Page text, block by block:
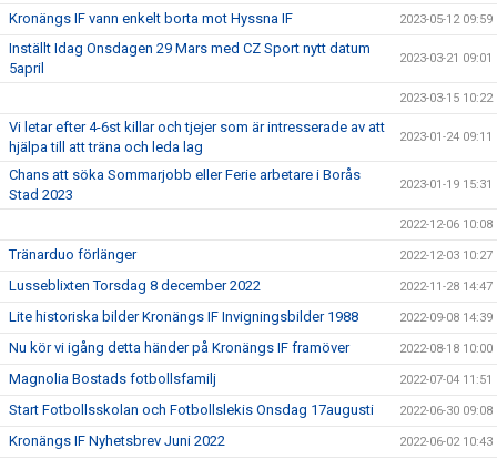
Kronängs IF vann enkelt borta mot Hyssna IF 2023-05-12 09:59
Inställt Idag Onsdagen 29 Mars med CZ Sport nytt datum
5april
2023-03-21 09:01
2023-03-15 10:22
Vi letar efter 4-6st killar och tjejer som är intresserade av att
hjälpa till att träna och leda lag
2023-01-24 09:11
Chans att söka Sommarjobb eller Ferie arbetare i Borås
Stad 2023
2023-01-19 15:31
2022-12-06 10:08
Tränarduo förlänger 2022-12-03 10:27
Lusseblixten Torsdag 8 december 2022 2022-11-28 14:47
Lite historiska bilder Kronängs IF Invigningsbilder 1988 2022-09-08 14:39
Nu kör vi igång detta händer på Kronängs IF framöver 2022-08-18 10:00
Magnolia Bostads fotbollsfamilj 2022-07-04 11:51
Start Fotbollsskolan och Fotbollslekis Onsdag 17augusti 2022-06-30 09:08
Kronängs IF Nyhetsbrev Juni 2022 2022-06-02 10:43